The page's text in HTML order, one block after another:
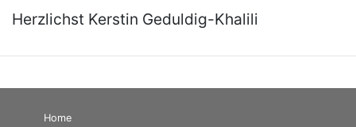
Herzlichst Kerstin Geduldig-Khalili
Home